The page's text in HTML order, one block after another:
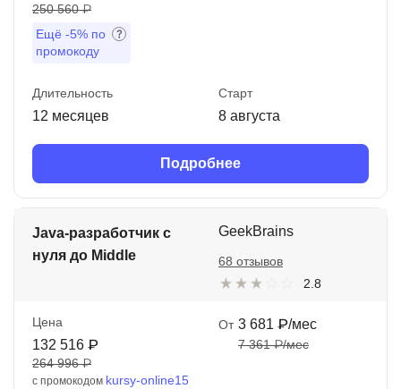
250 560 ₽
Ещё -5% по
промокоду
Длительность
12 месяцев
Старт
8 августа
Подробнее
Java-разработчик с
нуля до Middle
GeekBrains
2.8
68 отзывов
Цена
132 516 ₽
264 996 ₽
с промокодом kursy-online15
От 3 681 ₽/мес
7 361 ₽/мес